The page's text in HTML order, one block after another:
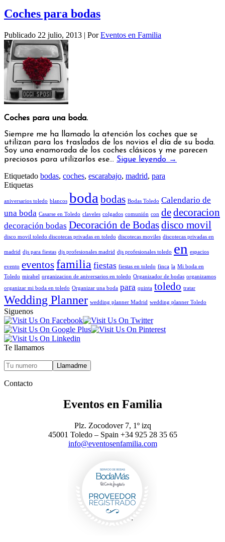
Coches para bodas
Publicado 22 julio, 2013 | Por Eventos en Familia
Coches para una boda.
Siempre me ha llamado la atención los coches que se
utilizan para los traslados de los novios el día de su boda.
Soy una enamorada de los coches clásicos y me parecen
preciosos para utilizarlos ese… Sigue leyendo →
Etiquetado bodas, coches, escarabajo, madrid, para
Etiquetas
aniversarios toledo blancos boda bodas Bodas Toledo Calendario de
una boda Casarse en Toledo claveles colgados comunión con dedecoracion
decoración bodas Decoración de Bodasdisco movil
disco movil toledo discotecas privadas en toledo discotecas moviles discotecas privadas en
madrid djs para fiestas djs profesionales madrid djs profesionales toledo en espacios
evento eventosfamilia fiestas fiestas en toledo finca la Mi boda en
Toledo mirabel organizacion de aniversarios en toledo Organizador de bodas organizamos
organizar mi boda en toledo Organizar una boda para quinta toledo tratar
Wedding Planner wedding planner Madrid wedding planner Toledo
Siguenos
Te llamamos
Contacto
Eventos en Familia
Plz. Zocodover 7, 1º izq
45001 Toledo – Spain +34 925 28 35 65
info@eventosenfamilia.com